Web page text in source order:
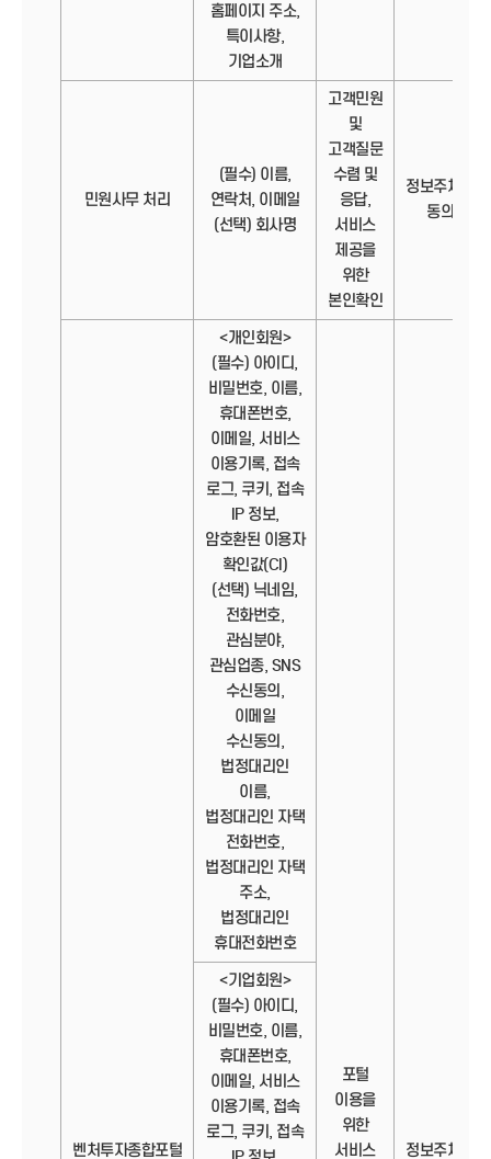
홈페이지 주소,
특이사항,
기업소개
민원사무 처리
(필수) 이름,
연락처, 이메일
(선택) 회사명
고객민원
및
고객질문
수렴 및
응답,
서비스
제공을
위한
본인확인
정보주체의
동의
벤처투자종합포털
<개인회원>
(필수) 아이디,
비밀번호, 이름,
휴대폰번호,
이메일, 서비스
이용기록, 접속
로그, 쿠키, 접속
IP 정보,
암호환된 이용자
확인값(CI)
(선택) 닉네임,
전화번호,
관심분야,
관심업종, SNS
수신동의,
이메일
수신동의,
법정대리인
이름,
법정대리인 자택
전화번호,
법정대리인 자택
주소,
법정대리인
휴대전화번호
포털
이용을
위한
서비스
정보주체의
<기업회원>
(필수) 아이디,
비밀번호, 이름,
휴대폰번호,
이메일, 서비스
이용기록, 접속
로그, 쿠키, 접속